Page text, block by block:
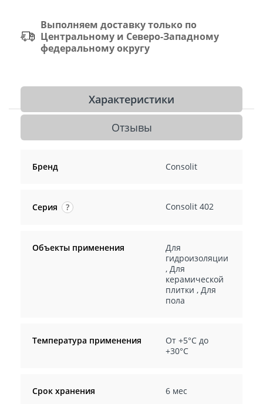
Выполняем доставку только по
Центральному и Северо-Западному
федеральному округу
Характеристики
Отзывы
Бренд Consolit
Серия ? Consolit 402
Объекты применения
Для
гидроизоляции
, Для
керамической
плитки , Для
пола
Температура применения
От +5°С до
+30°С
Срок хранения 6 мес